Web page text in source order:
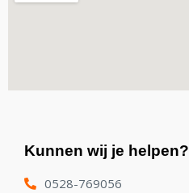
Kunnen wij je helpen?
0528-769056